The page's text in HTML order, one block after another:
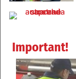
Important!